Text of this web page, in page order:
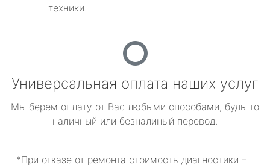
техники.
Универсальная оплата наших услуг
Мы берем оплату от Вас любыми способами, будь то
наличный или безналиный перевод.
*При отказе от ремонта стоимость диагностики –